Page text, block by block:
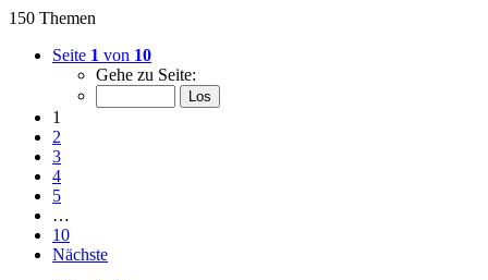
150 Themen
Seite 1 von 10
Gehe zu Seite:
1
2
3
4
5
…
10
Nächste